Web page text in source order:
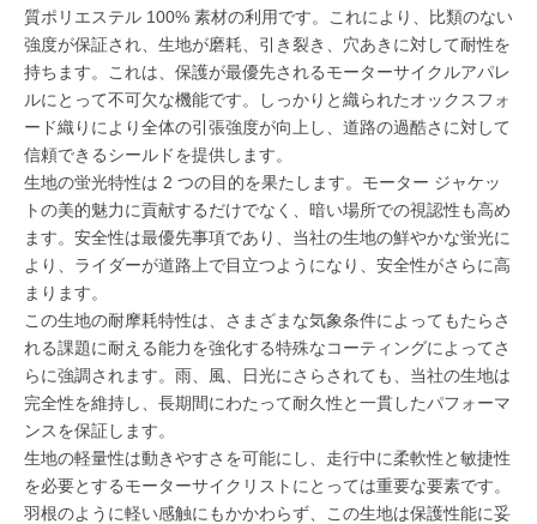
質ポリエステル 100% 素材の利用です。これにより、比類のない
強度が保証され、生地が磨耗、引き裂き、穴あきに対して耐性を
持ちます。これは、保護が最優先されるモーターサイクルアパレ
ルにとって不可欠な機能です。しっかりと織られたオックスフォ
ード織りにより全体の引張強度が向上し、道路の過酷さに対して
信頼できるシールドを提供します。
生地の蛍光特性は 2 つの目的を果たします。モーター ジャケッ
トの美的魅力に貢献するだけでなく、暗い場所での視認性も高め
ます。安全性は最優先事項であり、当社の生地の鮮やかな蛍光に
より、ライダーが道路上で目立つようになり、安全性がさらに高
まります。
この生地の耐摩耗特性は、さまざまな気象条件によってもたらさ
れる課題に耐える能力を強化する特殊なコーティングによってさ
らに強調されます。雨、風、日光にさらされても、当社の生地は
完全性を維持し、長期間にわたって耐久性と一貫したパフォーマ
ンスを保証します。
生地の軽量性は動きやすさを可能にし、走行中に柔軟性と敏捷性
を必要とするモーターサイクリストにとっては重要な要素です。
羽根のように軽い感触にもかかわらず、この生地は保護性能に妥